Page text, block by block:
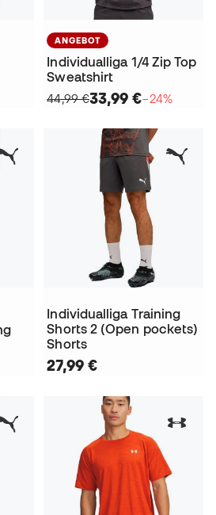
ANGEBOT
Individualliga 1/4 Zip Top
Sweatshirt
44,99 €33,99 €−24%
Individualliga Training
Shorts 2 (Open pockets)
Shorts
27,99 €